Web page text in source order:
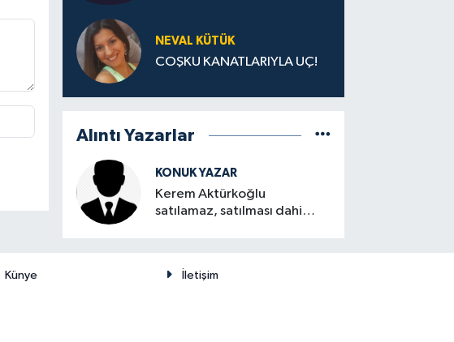
NEVAL KÜTÜK
COŞKU KANATLARIYLA UÇ!
Alıntı Yazarlar
KONUK YAZAR
Kerem Aktürkoğlu
satılamaz, satılması dahi
Künye İletişim